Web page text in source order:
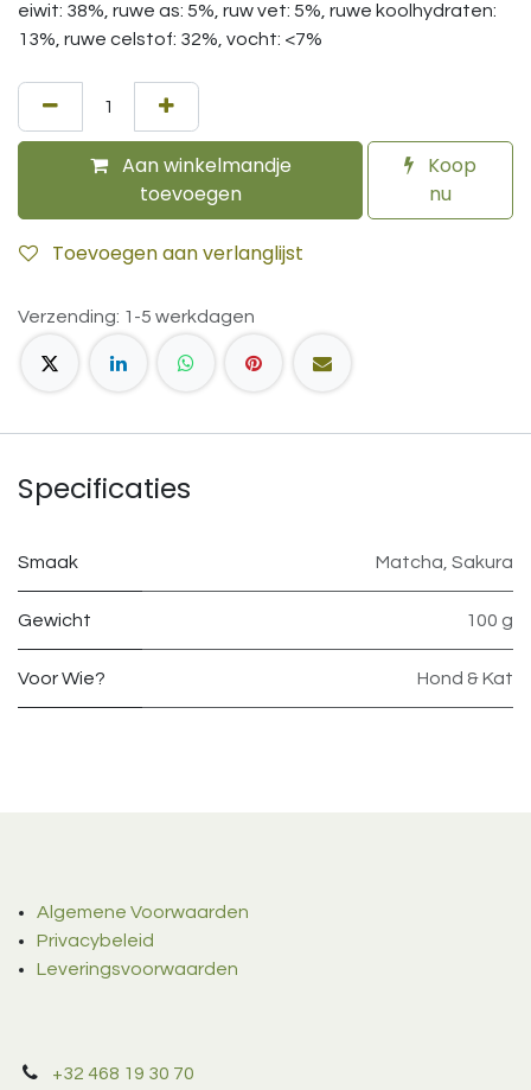
eiwit: 38%, ruwe as: 5%, ruw vet: 5%, ruwe koolhydraten:
13%, ruwe celstof: 32%, vocht: <7%
Aan winkelmandje
toevoegen
Koop
nu
Toevoegen aan verlanglijst
Verzending: 1-5 werkdagen
Specificaties
Smaak Matcha, Sakura
Gewicht 100 g
Voor Wie? Hond & Kat
Algemene Voorwaarden
Privacybeleid
Leveringsvoorwaarden
+32 468 19 30 70